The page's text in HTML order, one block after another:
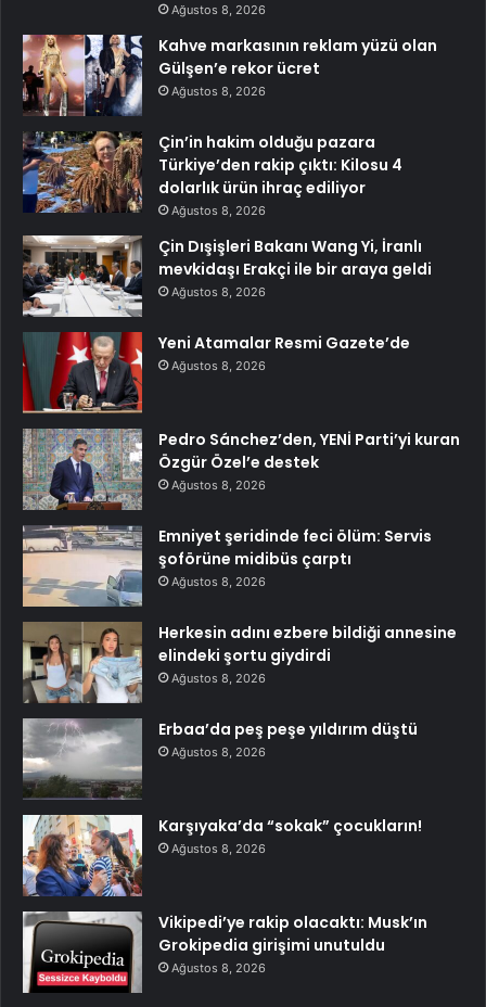
Ağustos 8, 2026
Kahve markasının reklam yüzü olan
Gülşen’e rekor ücret
Ağustos 8, 2026
Çin’in hakim olduğu pazara
Türkiye’den rakip çıktı: Kilosu 4
dolarlık ürün ihraç ediliyor
Ağustos 8, 2026
Çin Dışişleri Bakanı Wang Yi, İranlı
mevkidaşı Erakçi ile bir araya geldi
Ağustos 8, 2026
Yeni Atamalar Resmi Gazete’de
Ağustos 8, 2026
Pedro Sánchez’den, YENİ Parti’yi kuran
Özgür Özel’e destek
Ağustos 8, 2026
Emniyet şeridinde feci ölüm: Servis
şoförüne midibüs çarptı
Ağustos 8, 2026
Herkesin adını ezbere bildiği annesine
elindeki şortu giydirdi
Ağustos 8, 2026
Erbaa’da peş peşe yıldırım düştü
Ağustos 8, 2026
Karşıyaka’da “sokak” çocukların!
Ağustos 8, 2026
Vikipedi’ye rakip olacaktı: Musk’ın
Grokipedia girişimi unutuldu
Ağustos 8, 2026